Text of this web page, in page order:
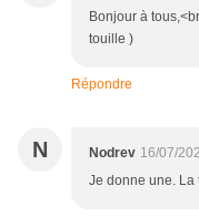
Bonjour à
touille )
Répondre
N Nodrev 16/07/
Je donne une. La